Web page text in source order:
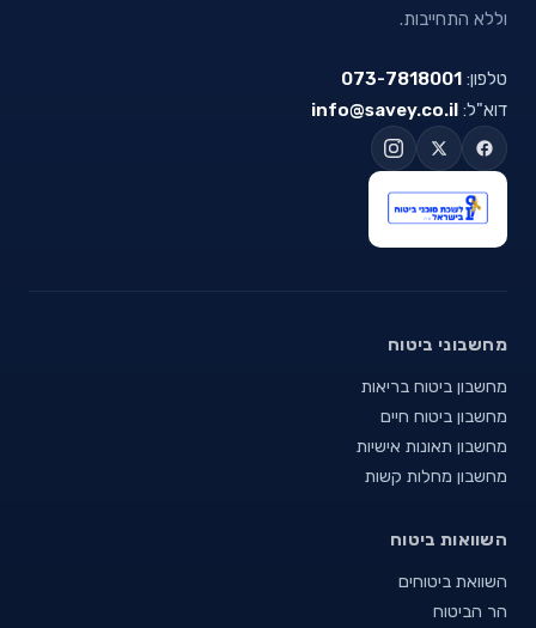
וללא התחייבות.
טלפון: 073-7818001
דוא"ל: info@savey.co.il
מחשבוני ביטוח
מחשבון ביטוח בריאות
מחשבון ביטוח חיים
מחשבון תאונות אישיות
מחשבון מחלות קשות
השוואות ביטוח
השוואת ביטוחים
הר הביטוח